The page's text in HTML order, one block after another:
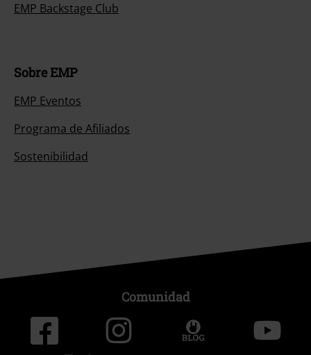
EMP Backstage Club
Sobre EMP
EMP Eventos
Programa de Afiliados
Sostenibilidad
Comunidad